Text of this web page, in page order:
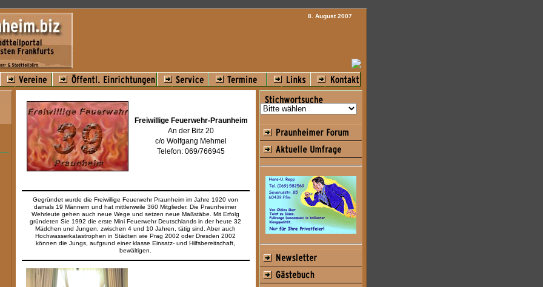
8. August 2007
Freiwillige Feuerwehr-Praunheim
An der Bitz 20
c/o Wolfgang Mehmel
Telefon: 069/766945
Gegründet wurde die Freiwillige Feuerwehr Praunheim im Jahre 1920 von
damals 19 Männern und hat mittlerweile 360 Mitglieder. Die Praunheimer
Wehrleute gehen auch neue Wege und setzen neue Maßstäbe. Mit Erfolg
gründeten Sie 1992 die erste Mini Feuerwehr Deutschlands in der heute 32
Mädchen und Jungen, zwischen 4 und 10 Jahren, tätig sind. Aber auch
Hochwasserkatastrophen in Städten wie Prag 2002 oder Dresden 2002
können die Jungs, aufgrund einer klasse Einsatz- und Hilfsbereitschaft,
bewältigen.